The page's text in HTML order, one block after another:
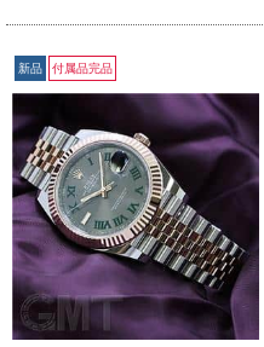
新品 付属品完品